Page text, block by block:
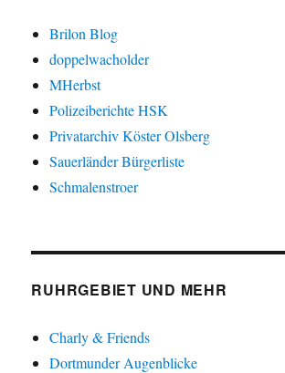
Brilon Blog
doppelwacholder
MHerbst
Polizeiberichte HSK
Privatarchiv Köster Olsberg
Sauerländer Bürgerliste
Schmalenstroer
RUHRGEBIET UND MEHR
Charly & Friends
Dortmunder Augenblicke